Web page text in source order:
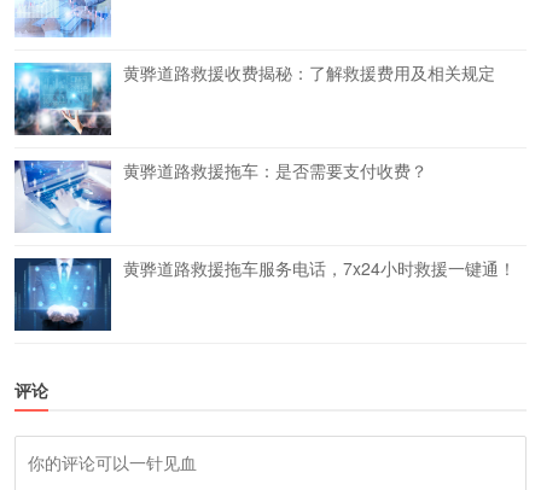
黄骅道路救援收费揭秘：了解救援费用及相关规定
黄骅道路救援拖车：是否需要支付收费？
黄骅道路救援拖车服务电话，7x24小时救援一键通！
评论